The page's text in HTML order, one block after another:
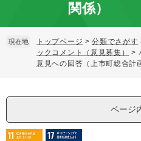
関係）
現在地 トップページ >分類でさがす
ックコメント（意見募集）
>
意見への回答（上市町総合計
ページ